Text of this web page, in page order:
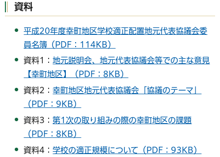
資料
平成20年度幸町地区学校適正配置地元代表協議会委
員名簿（PDF：114KB）
資料1：地元説明会、地元代表協議会等での主な意見
【幸町地区】（PDF：8KB）
資料2：幸町地区地元代表協議会「協議のテーマ」
（PDF：9KB）
資料3：第1次の取り組みの際の幸町地区の課題
（PDF：8KB）
資料4：学校の適正規模について（PDF：93KB）